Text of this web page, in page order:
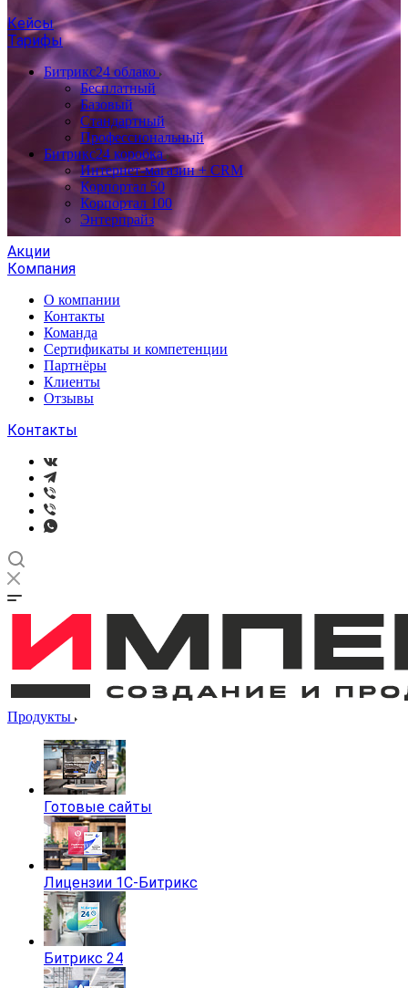
Кейсы
Тарифы
Битрикс24 облако
Бесплатный
Базовый
Стандартный
Профессиональный
Битрикс24 коробка
Интернет-магазин + CRM
Корпортал 50
Корпортал 100
Энтерпрайз
Акции
Компания
О компании
Контакты
Команда
Сертификаты и компетенции
Партнёры
Клиенты
Отзывы
Контакты
Продукты
Готовые сайты
Лицензии 1С-Битрикс
Битрикс 24